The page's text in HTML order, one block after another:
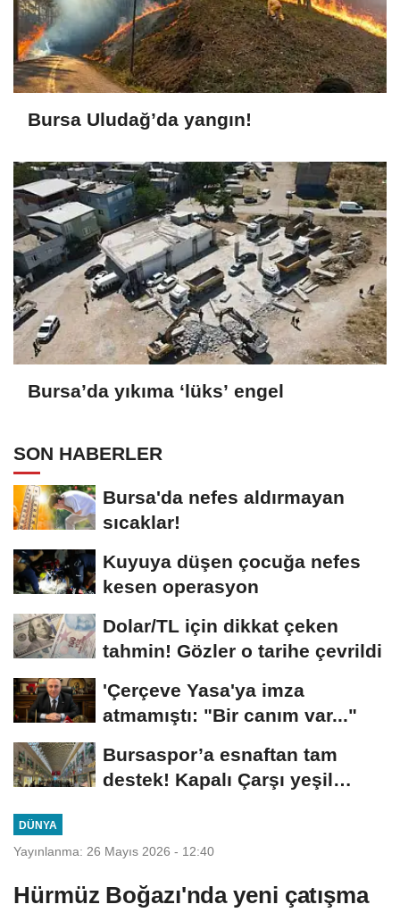
Bursa Uludağ’da yangın!
Bursa’da yıkıma ‘lüks’ engel
SON HABERLER
Bursa'da nefes aldırmayan
sıcaklar!
Kuyuya düşen çocuğa nefes
kesen operasyon
Dolar/TL için dikkat çeken
tahmin! Gözler o tarihe çevrildi
'Çerçeve Yasa'ya imza
atmamıştı: "Bir canım var..."
Bursaspor’a esnaftan tam
destek! Kapalı Çarşı yeşil
DÜNYA
Yayınlanma: 26 Mayıs 2026 - 12:40
Hürmüz Boğazı'nda yeni çatışma